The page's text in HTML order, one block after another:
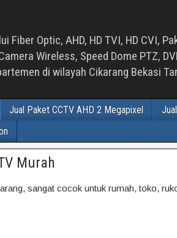
Optic, AHD, HD TVI, HD CVI,
Wireless, Speed Dome PTZ,
di wilayah Cikarang Bekasi
Jual Paket CCTV AHD 2 Megapixel
Murah
sangat cocok untuk rumah, toko,